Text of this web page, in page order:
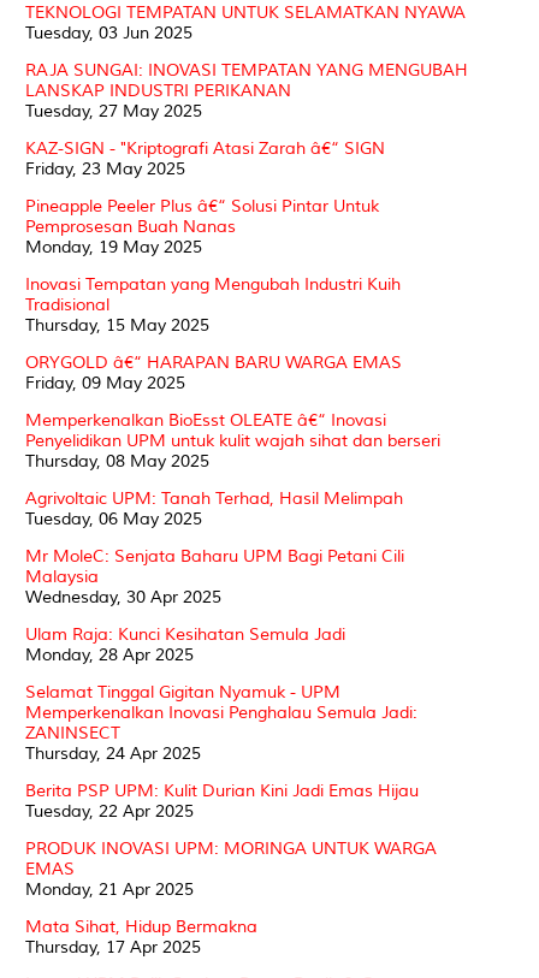
TEKNOLOGI TEMPATAN UNTUK SELAMATKAN NYAWA
Tuesday, 03 Jun 2025
RAJA SUNGAI: INOVASI TEMPATAN YANG MENGUBAH
LANSKAP INDUSTRI PERIKANAN
Tuesday, 27 May 2025
KAZ-SIGN - "Kriptografi Atasi Zarah â€“ SIGN
Friday, 23 May 2025
Pineapple Peeler Plus â€“ Solusi Pintar Untuk
Pemprosesan Buah Nanas
Monday, 19 May 2025
Inovasi Tempatan yang Mengubah Industri Kuih
Tradisional
Thursday, 15 May 2025
ORYGOLD â€“ HARAPAN BARU WARGA EMAS
Friday, 09 May 2025
Memperkenalkan BioEsst OLEATE â€“ Inovasi
Penyelidikan UPM untuk kulit wajah sihat dan berseri
Thursday, 08 May 2025
Agrivoltaic UPM: Tanah Terhad, Hasil Melimpah
Tuesday, 06 May 2025
Mr MoleC: Senjata Baharu UPM Bagi Petani Cili
Malaysia
Wednesday, 30 Apr 2025
Ulam Raja: Kunci Kesihatan Semula Jadi
Monday, 28 Apr 2025
Selamat Tinggal Gigitan Nyamuk - UPM
Memperkenalkan Inovasi Penghalau Semula Jadi:
ZANINSECT
Thursday, 24 Apr 2025
Berita PSP UPM: Kulit Durian Kini Jadi Emas Hijau
Tuesday, 22 Apr 2025
PRODUK INOVASI UPM: MORINGA UNTUK WARGA
EMAS
Monday, 21 Apr 2025
Mata Sihat, Hidup Bermakna
Thursday, 17 Apr 2025